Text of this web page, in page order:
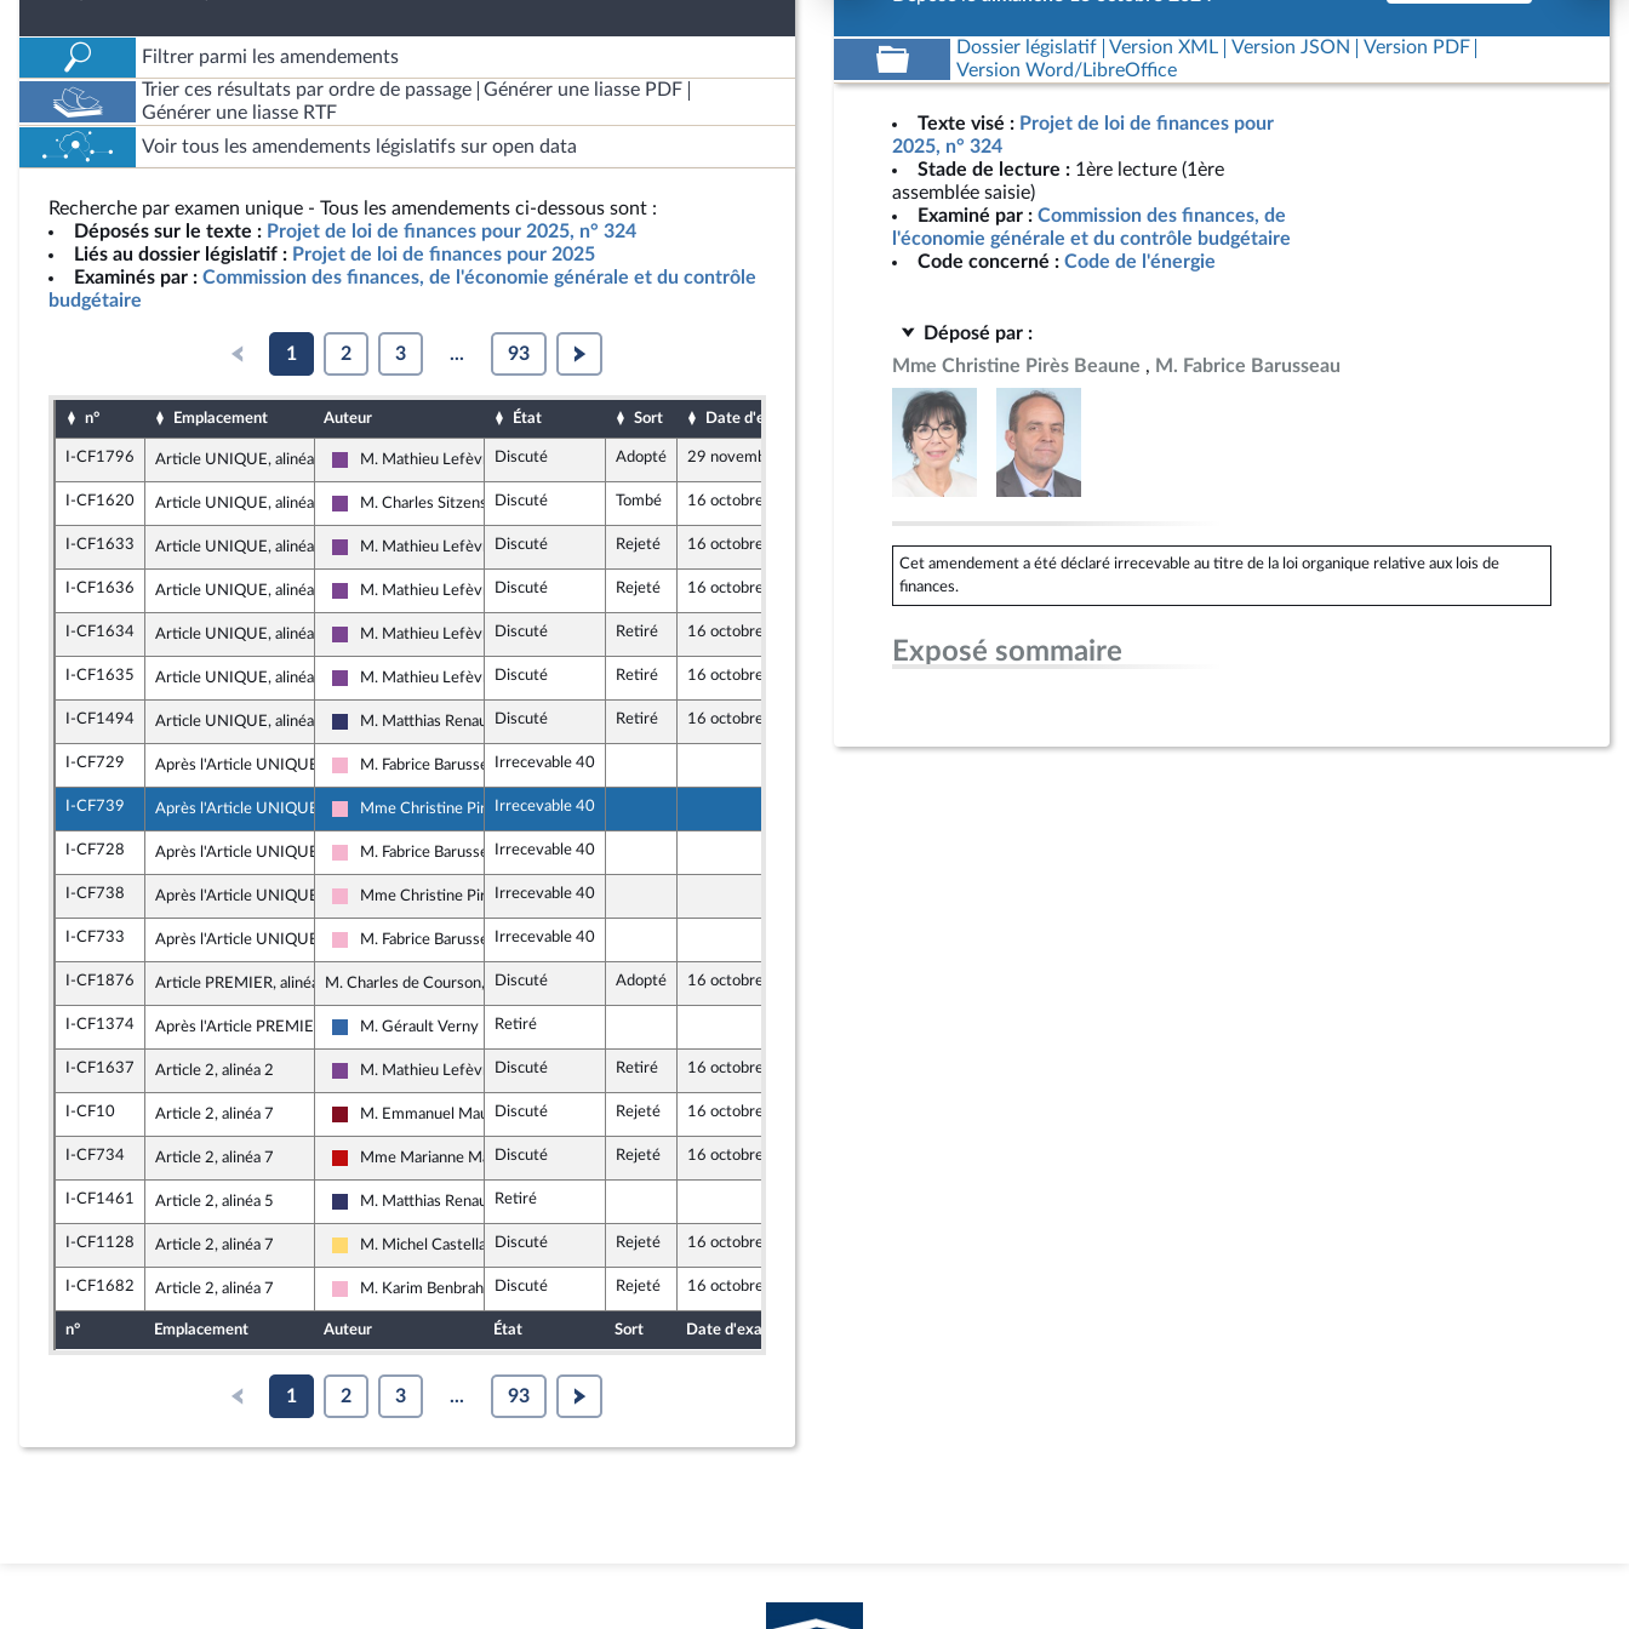
Filtrer parmi les amendements
Trier ces résultats par ordre de passage
Générer une liasse PDF
Générer une liasse RTF
Voir tous les amendements législatifs sur open data
Recherche par examen unique - Tous les amendements ci-dessous sont :
Déposés sur le texte : Projet de loi de finances pour 2025, n° 324
Liés au dossier législatif : Projet de loi de finances pour 2025
Examinés par : Commission des finances, de l'économie générale et du contrôle
budgétaire
1 2 3 ... 93
n° Emplacement Auteur État Sort Date d'examen Date de dépôt
I-CF1796 Article UNIQUE, alinéa 2
Ensemble pour la République
M. Mathieu LefèvreDiscuté Adopté 29 novembre 2024 13 octobre 2024
I-CF1620 Article UNIQUE, alinéa 2
Ensemble pour la République
M. Charles SitzenstuhlDiscuté Tombé 16 octobre 2024 13 octobre 2024
I-CF1633 Article UNIQUE, alinéa 2
Ensemble pour la République
M. Mathieu LefèvreDiscuté Rejeté 16 octobre 2024 13 octobre 2024
I-CF1636 Article UNIQUE, alinéa 2
Ensemble pour la République
M. Mathieu LefèvreDiscuté Rejeté 16 octobre 2024 13 octobre 2024
I-CF1634 Article UNIQUE, alinéa 2
Ensemble pour la République
M. Mathieu LefèvreDiscuté Retiré 16 octobre 2024
I-CF1635 Article UNIQUE, alinéa 2
Ensemble pour la République
M. Mathieu LefèvreDiscuté Retiré 16 octobre 2024
I-CF1494 Article UNIQUE, alinéa 2
Rassemblement National
M. Matthias RenaultDiscuté Retiré 16 octobre 2024
I-CF729 Après l'Article UNIQUE
Socialistes et apparentés
M. Fabrice BarusseauIrrecevable 40
I-CF739 Après l'Article UNIQUE
Socialistes et apparentés
Mme Christine Pirès Beaune
Irrecevable 40
I-CF728 Après l'Article UNIQUE
Socialistes et apparentés
M. Fabrice BarusseauIrrecevable 40
I-CF738 Après l'Article UNIQUE
Socialistes et apparentés
Mme Christine Pirès Beaune
Irrecevable 40
I-CF733 Après l'Article UNIQUE
Socialistes et apparentés
M. Fabrice BarusseauIrrecevable 40
I-CF1876 Article PREMIER, alinéa 4M. Charles de Courson, rapporteur
Discuté Adopté 16 octobre 2024
I-CF1374 Après l'Article PREMIER
UDR
M. Gérault Verny Retiré
I-CF1637 Article 2, alinéa 2
Ensemble pour la République
M. Mathieu LefèvreDiscuté Retiré 16 octobre 2024
I-CF10 Article 2, alinéa 7
Gauche Démocrate et Républicaine
M. Emmanuel MaurelDiscuté Rejeté 16 octobre 2024
I-CF734 Article 2, alinéa 7
La France insoumise - Nouveau Front Populaire
Mme Marianne MaximiDiscuté Rejeté 16 octobre 2024
I-CF1461 Article 2, alinéa 5
Rassemblement National
M. Matthias RenaultRetiré
I-CF1128 Article 2, alinéa 7
Libertés, Indépendants, Outre-mer et Territoires
M. Michel CastellaniDiscuté Rejeté 16 octobre 2024
I-CF1682 Article 2, alinéa 7
Socialistes et apparentés
M. Karim BenbrahimDiscuté Rejeté 16 octobre 2024
n° Emplacement Auteur État Sort Date d'examen
1 2 3 ... 93
Dossier législatif Version XML Version JSON
Version PDF
Version Word/LibreOffice
Texte visé : Projet de loi de finances pour
2025, n° 324
Stade de lecture : 1ère lecture (1ère
assemblée saisie)
Examiné par : Commission des finances, de
l'économie générale et du contrôle budgétaire
Code concerné : Code de l'énergie
Déposé par :
Mme Christine Pirès Beaune
M. Fabrice Barusseau
Cet amendement a été déclaré irrecevable au titre de la loi organique relative aux lois de
finances.
Exposé sommaire